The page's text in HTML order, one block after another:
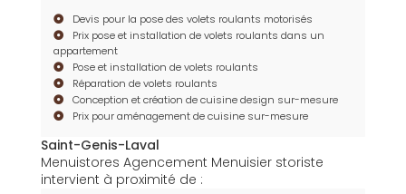
Devis pour la pose des volets roulants motorisés
Prix pose et installation de volets roulants dans un
appartement
Pose et installation de volets roulants
Réparation de volets roulants
Conception et création de cuisine design sur-mesure
Prix pour aménagement de cuisine sur-mesure
Saint-Genis-Laval
Menuistores Agencement Menuisier storiste
intervient à proximité de :